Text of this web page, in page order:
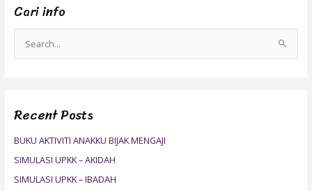
Cari info
e
c
o
r
Recent Posts
BUKU AKTIVITI ANAKKU BIJAK MENGAJI
SIMULASI UPKK – AKIDAH
SIMULASI UPKK – IBADAH